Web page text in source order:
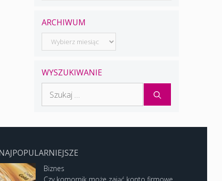
ARCHIWUM
Archiwum
WYSZUKIWANIE
Biznes